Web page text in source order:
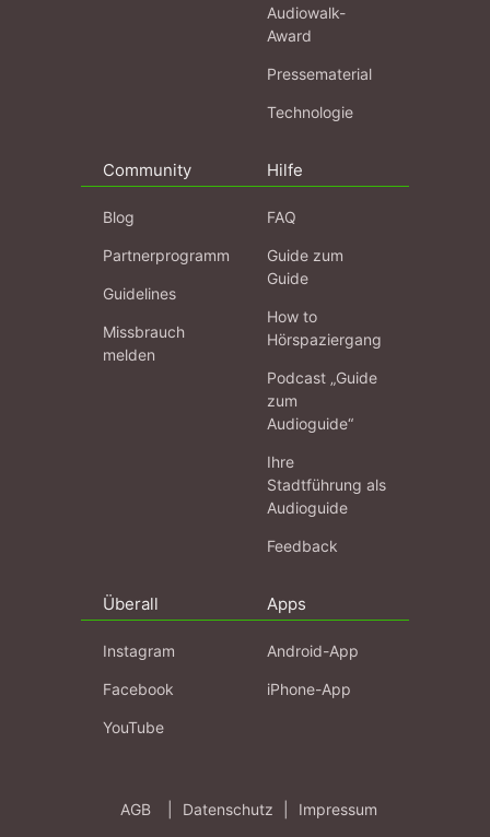
Audiowalk-
Award
Pressematerial
Technologie
Community
Blog
Partnerprogramm
Guidelines
Missbrauch
melden
Hilfe
FAQ
Guide zum
Guide
How to
Hörspaziergang
Podcast „Guide
zum
Audioguide“
Ihre
Stadtführung als
Audioguide
Feedback
Überall
Instagram
Facebook
YouTube
Apps
Android-App
iPhone-App
AGB Datenschutz Impressum